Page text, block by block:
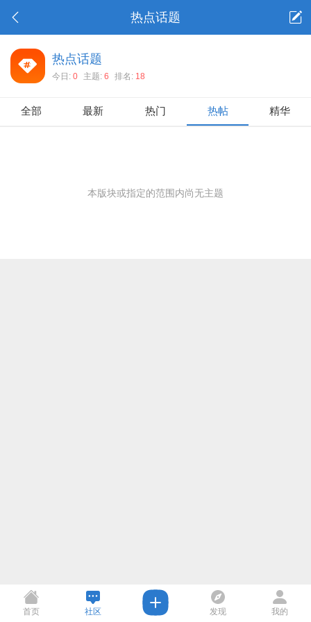
热点话题
热点话题
今日: 0 主题: 6 排名: 18
全部 最新 热门 热帖 精华
本版块或指定的范围内尚无主题
首页 社区 发现 我的